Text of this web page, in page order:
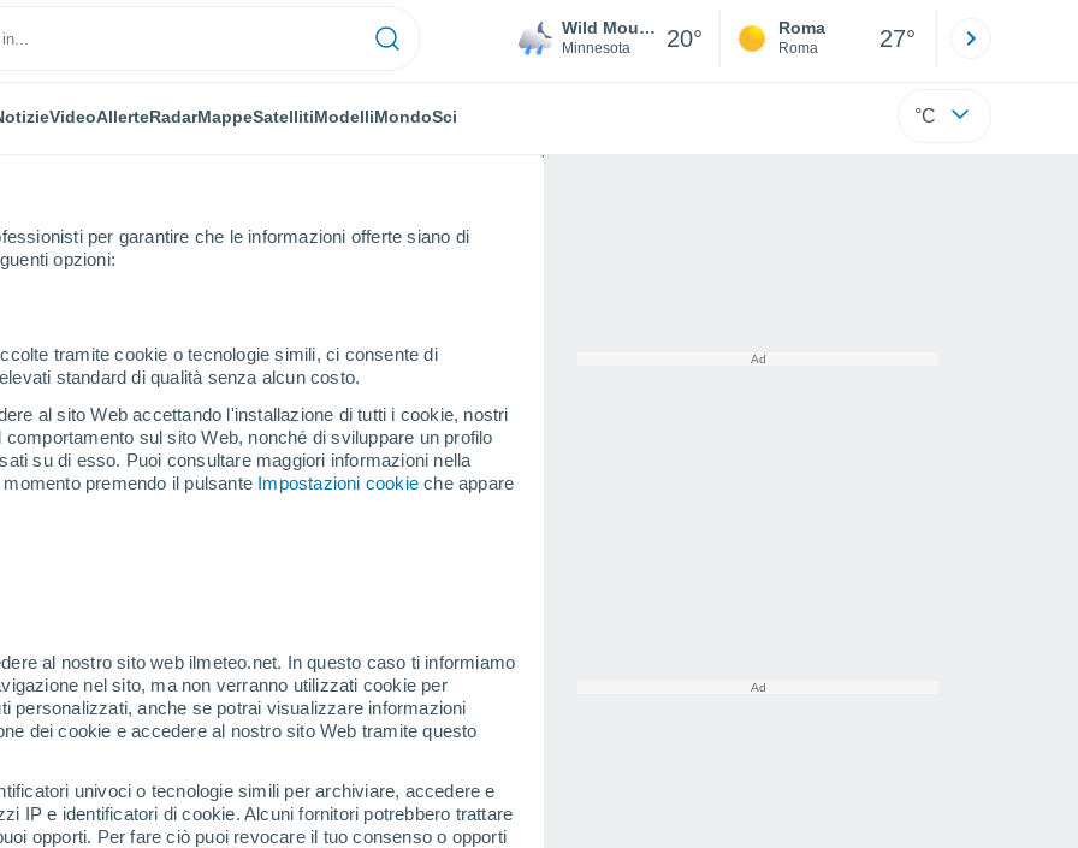
per garantire che le informazioni offerte siano di
opzioni:
tramite cookie o tecnologie simili, ci consente di
standard di qualità senza alcun costo.
al sito Web accettando l'installazione di tutti i cookie, nostri
sul sito Web, nonché di sviluppare un profilo
su di esso. Puoi consultare maggiori informazioni nella
premendo il pulsante Impostazioni cookie che appare
al nostro sito web ilmeteo.net. In questo caso ti informiamo
nel sito, ma non verranno utilizzati cookie per
personalizzati, anche se potrai visualizzare informazioni
dei cookie e accedere al nostro sito Web tramite questo
univoci o tecnologie simili per archiviare, accedere e
IP e identificatori di cookie. Alcuni fornitori potrebbero trattare
opporti. Per fare ciò puoi revocare il tuo consenso o opporti
Wild Mountain Ski & Snowboard Area
Minnesota 20° Roma
Roma 27°
VideoAllerteRadarMappeSatellitiModelliMondoSci °C
Oggi
9 Ago
Domani
10 Ago
Martedì
Spessore della neve alla base -